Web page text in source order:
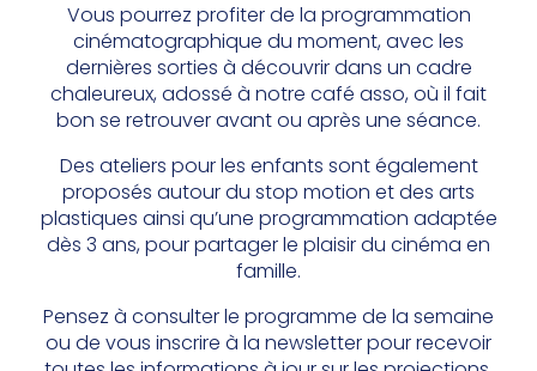
Vous pourrez profiter de la programmation
cinématographique du moment, avec les
dernières sorties à découvrir dans un cadre
chaleureux, adossé à notre café asso, où il fait
bon se retrouver avant ou après une séance.
Des ateliers pour les enfants sont également
proposés autour du stop motion et des arts
plastiques ainsi qu’une programmation adaptée
dès 3 ans, pour partager le plaisir du cinéma en
famille.
Pensez à consulter le programme de la semaine
ou de vous inscrire à la newsletter pour recevoir